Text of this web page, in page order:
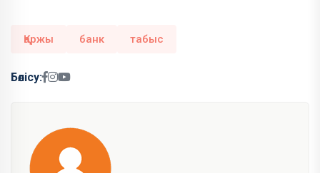
Қаржы банк табыс
Бөлісу: